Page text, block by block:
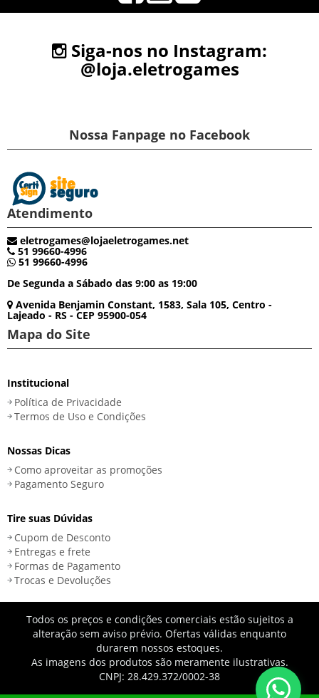
Siga-nos no Instagram:
@loja.eletrogames
Nossa Fanpage no Facebook
Atendimento
eletrogames@lojaeletrogames.net
51 99660-4996
51 99660-4996
De Segunda a Sábado das 9:00 as 19:00
Avenida Benjamin Constant, 1583, Sala 105, Centro -
Lajeado - RS - CEP 95900-054
Mapa do Site
Institucional
Política de Privacidade
Termos de Uso e Condições
Nossas Dicas
Como aproveitar as promoções
Pagamento Seguro
Tire suas Dúvidas
Cupom de Desconto
Entregas e frete
Formas de Pagamento
Trocas e Devoluções
Todos os preços e condições comerciais estão sujeitos a
alteração sem aviso prévio. Ofertas válidas enquanto
durarem nossos estoques.
As imagens dos produtos são meramente ilustrativas.
CNPJ: 28.429.372/0002-38